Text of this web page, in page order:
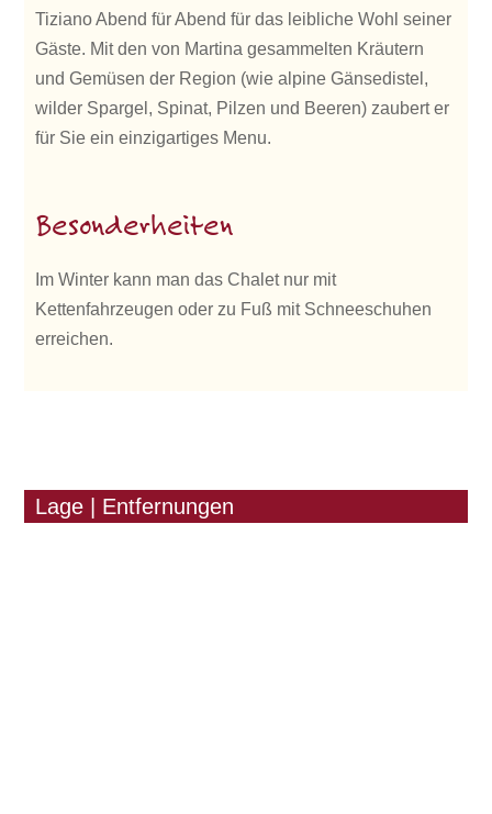
Tiziano Abend für Abend für das leibliche Wohl seiner
Gäste. Mit den von Martina gesammelten Kräutern
und Gemüsen der Region (wie alpine Gänsedistel,
wilder Spargel, Spinat, Pilzen und Beeren) zaubert er
für Sie ein einzigartiges Menu.
Besonderheiten
Im Winter kann man das Chalet nur mit
Kettenfahrzeugen oder zu Fuß mit Schneeschuhen
erreichen.
Lage | Entfernungen